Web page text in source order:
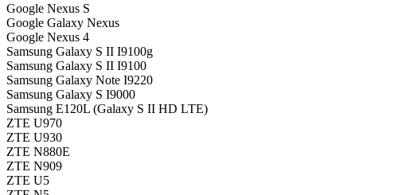
Google Nexus S
Google Galaxy Nexus
Google Nexus 4
Samsung Galaxy S II I9100g
Samsung Galaxy S II I9100
Samsung Galaxy Note I9220
Samsung Galaxy S I9000
Samsung E120L (Galaxy S II HD LTE)
ZTE U970
ZTE U930
ZTE N880E
ZTE N909
ZTE U5